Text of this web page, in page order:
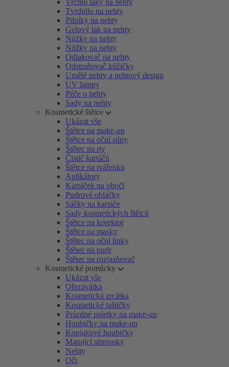
Vrchní laky na nehty
Tvrdidlo na nehty
Pilníky na nehty
Gelový lak na nehty
Nůžky na nehty
Nůžky na nehty
Odlakovač na nehty
Odstraňovač kůžičky
Umělé nehty a nehtový design
UV lampy
Péče o nehty
Sady na nehty
Kosmetické štětce
Ukázat vše
Štětce na make-up
Štětce na oční stíny
Štětec na rty
Čistič kartáčů
Štětce na tvářenku
Aplikátory
Kartáček na obočí
Pudrové obláčky
Sáčky na kartáče
Sady kosmetických štětců
Štětce na korektor
Štětce na masky
Štětec na oční linky
Štětec na pudr
Štětec na rozjasňovač
Kosmetické pomůcky
Ukázat vše
Ořezávátka
Kosmetická zrcátka
Kosmetické taštičky
Prázdné paletky na make-up
Houbičky na make-up
Konjakové houbičky
Matující ubrousky
Nehty
Oči